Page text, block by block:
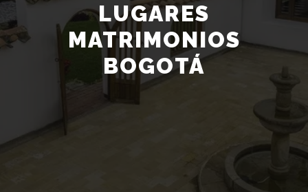
LUGARES
MATRIMONIOS
BOGOTÁ